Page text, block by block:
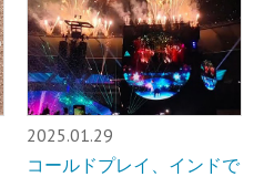
2025.01.29
コールドプレイ、インドで